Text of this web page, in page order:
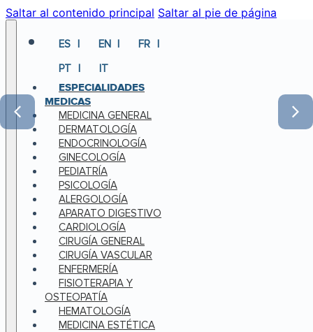
Saltar al contenido principal Saltar al pie de página
ES EN
FR
PT
IT
ESPECIALIDADES
MEDICAS
MEDICINA GENERAL
DERMATOLOGÍA
ENDOCRINOLOGÍA
GINECOLOGÍA
PEDIATRÍA
PSICOLOGÍA
ALERGOLOGÍA
APARATO DIGESTIVO
CARDIOLOGÍA
CIRUGÍA GENERAL
CIRUGÍA VASCULAR
ENFERMERÍA
FISIOTERAPIA Y
OSTEOPATÍA
HEMATOLOGÍA
MEDICINA ESTÉTICA